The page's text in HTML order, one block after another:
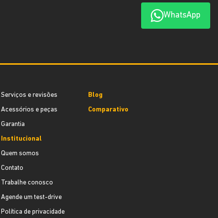
WhatsApp
Serviços e revisões
Acessórios e peças
Garantia
Institucional
Quem somos
Contato
Trabalhe conosco
Agende um test-drive
Política de privacidade
Blog
Comparativo